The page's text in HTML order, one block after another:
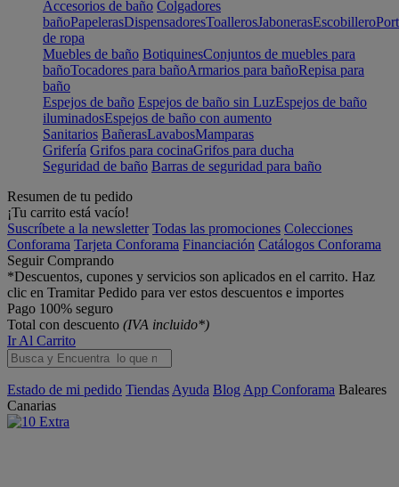
Accesorios de baño Colgadores
bañoPapelerasDispensadoresToallerosJabonerasEscobillero
de ropa
Muebles de baño BotiquinesConjuntos de muebles para
bañoTocadores para bañoArmarios para bañoRepisa para
baño
Espejos de baño Espejos de baño sin LuzEspejos de baño
iluminadosEspejos de baño con aumento
Sanitarios BañerasLavabosMamparas
Grifería Grifos para cocinaGrifos para ducha
Seguridad de baño Barras de seguridad para baño
Resumen de tu pedido
¡Tu carrito está vacío!
Suscríbete a la newsletter Todas las promociones Colecciones
Conforama Tarjeta Conforama Financiación Catálogos Conforama
Seguir Comprando
*Descuentos, cupones y servicios son aplicados en el carrito. Haz
clic en Tramitar Pedido para ver estos descuentos e importes
Pago 100% seguro
Total con descuento (IVA incluido*)
Ir Al Carrito
Estado de mi pedido Tiendas Ayuda Blog App Conforama Baleares
Canarias